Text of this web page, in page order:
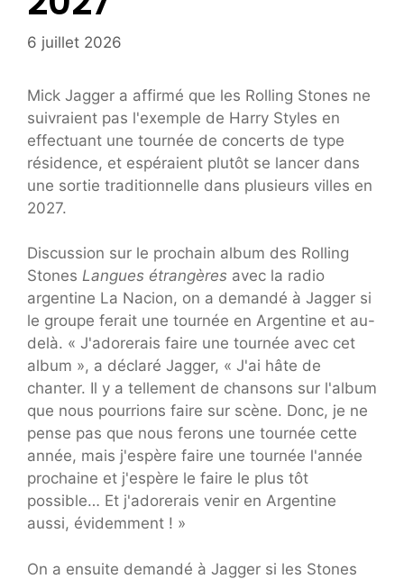
6 juillet 2026
Mick Jagger a affirmé que les Rolling Stones ne
suivraient pas l'exemple de Harry Styles en
effectuant une tournée de concerts de type
résidence, et espéraient plutôt se lancer dans
une sortie traditionnelle dans plusieurs villes en
2027.
Discussion sur le prochain album des Rolling
Stones Langues étrangères avec la radio
argentine La Nacion, on a demandé à Jagger si
le groupe ferait une tournée en Argentine et au-
delà. « J'adorerais faire une tournée avec cet
album », a déclaré Jagger, « J'ai hâte de
chanter. Il y a tellement de chansons sur l'album
que nous pourrions faire sur scène. Donc, je ne
pense pas que nous ferons une tournée cette
année, mais j'espère faire une tournée l'année
prochaine et j'espère le faire le plus tôt
possible… Et j'adorerais venir en Argentine
aussi, évidemment ! »
On a ensuite demandé à Jagger si les Stones